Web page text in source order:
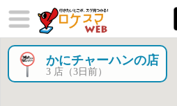
×
かにチャーハンの店
3 店（3日前）